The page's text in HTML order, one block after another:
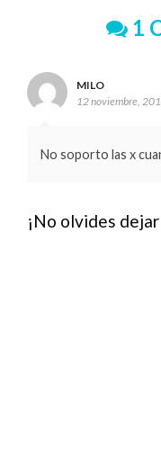
1
MILO
12 noviembre,
No soporto las x
¡No olvides